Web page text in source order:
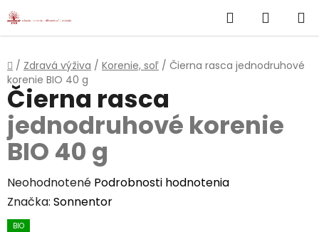
Prejsť
na
Hľadať
KOŠÍK
Domov
/ Zdravá výživa / Korenie, soľ / Čierna rasca jednodruhové
korenie BIO 40 g
Čierna rasca
jednodruhové korenie
BIO 40 g
Priemerné
hodnotenie
produktu
Neohodnotené Podrobnosti hodnotenia
Značka: Sonnentor
BIO